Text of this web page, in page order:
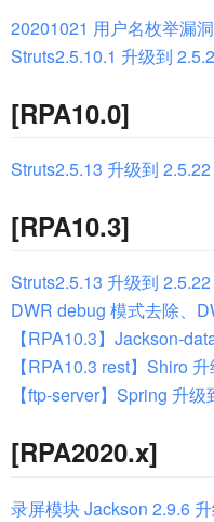
20201021 用户名枚举漏洞
Struts2.5.10.1 升级到
[RPA10.0]
Struts2.5.13 升级到 2.5.22
[RPA10.3]
Struts2.5.13 升级到 2.5.22
DWR debug 模式去除、
【RPA10.3】Jackson-
【RPA10.3 rest】Shiro
【ftp-server】Spring 升级
[RPA2020.x]
录屏模块 Jackson 2.9.6